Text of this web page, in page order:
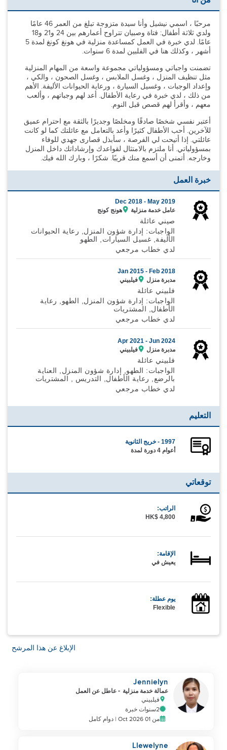
مرحبًا ، اسمي نيشيل وأنا سيدة متزوجة تبلغ من العمر 46 عامًا
ولدي ثلاثة أطفال: فتاة وصبيان تتراوح أعمارهم بين 24 و21 و18
عامًا. لدي خبرة في العمل كمساعدة منزلية في هونغ كونغ لمدة 5
أشهر ، وكذلك هنا في الفلبين لمدة 6 سنوات.
تضمنت واجباتي ومسؤولياتي مجموعة واسعة من المهام المنزلية
مثل تنظيف المنزل ، وغسل الملابس ، وغسل الصحون ، والكي ،
وإعداد الوجبات ، وغسيل السيارة ، ورعاية الحيوانات الأليفة. الأهم
من ذلك ، لدي خبرة في رعاية الأطفال. أعد لهم وجباتهم ، وألعب
معهم ، وأقرأ لهم قصص قبل النوم.
أعتبر نفسي شخصًا صادقًا ومخلصًا وجديرًا بالثقة مع احترام عميق
للآخرين. أحب الأطفال كثيرًا وأعد بالتعامل مع عائلتك كما لو كانت
عائلتي. إذا أتيحت لي الفرصة ، سأبذل قصارى جهدي للوفاء
بمسؤولياتي. أنا ملتزم بالامتثال لقواعدك وإرشاداتك داخل المنزل
وخارجه. أتمنى أن أسمع منك قريبًا. شكرًا ، وبارك الله فيك.
خبرة العمل
Dec 2018 - May 2019
عامل خدمة منزلية
هونج كونج
صيني عائلة
الواجبات: إدارة شؤون المنزل, رعاية الحيوانات
الأليفة, غسيل السيارات, الطهو
لدي خطاب مرجعي
Jan 2015 - Feb 2018
مدبرة منزل
فيلبيني
فلبيني عائلة
الواجبات: إدارة شؤون المنزل, الطهو, رعاية
الأطفال, المشتريات
لدي خطاب مرجعي
Apr 2021 - Jun 2024
مدبرة منزل
فيلبيني
فلبيني عائلة
الواجبات: الطهو, إدارة شؤون المنزل, العناية
بالرضع, رعاية الأطفال, التدريس , المشتريات
لدي خطاب مرجعي
التعليم
1997 - خريج الثانوية
أعوام 4 دورة لمدة
توقعاتي
الراتب:
HK$ 4,800
الإقامة:
يعيش في
يوم عطلة:
Flexible
الإبلاغ عن هذا المرشح
Jennielyn
عمالة خدمة منزلية - عاطل عن العمل
فيلبيني
2سنوات خبرة
من 01 Oct 2026 | دوام كامل
Llewelyne